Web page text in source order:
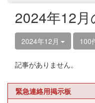
2024年12
2024年12月 100
記事がありません。
緊急連絡用掲示板